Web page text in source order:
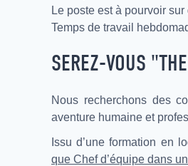
Le poste est à pourvoir
Temps de travail
SEREZ-VOUS
Nous recherchons des
aventure humaine et
Issu d’une formation en
que Chef d’équipe dans